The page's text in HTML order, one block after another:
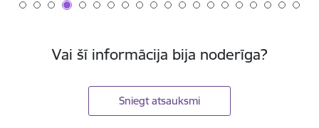
Vai šī informācija bija noderīga?
Sniegt atsauksmi